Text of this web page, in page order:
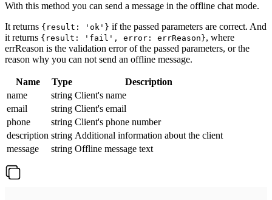
With this method you can send a message in the offline chat mode.
It returns {result: 'ok'} if the passed parameters are correct. And
it returns {result: 'fail', error: errReason}, where
errReason is the validation error of the passed parameters, or the
reason why you can not send an offline message.
Name Type
Description
name
string Client's name
email
string Client's email
phone
string Client's phone number
description string Additional information about the client
message
string Offline message text